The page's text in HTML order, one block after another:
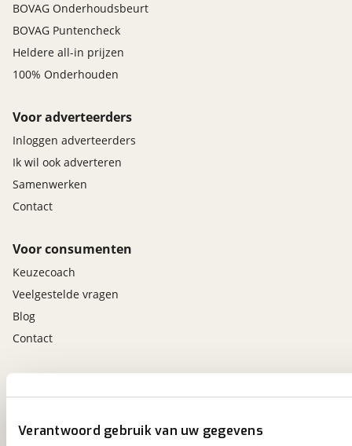
Verantwoord gebruik van uw gegevens
BOVAG Onderhoudsbeurt
BOVAG Puntencheck
Heldere all-in prijzen
100% Onderhouden
Voor adverteerders
Inloggen adverteerders
Ik wil ook adverteren
Samenwerken
Contact
Voor consumenten
Keuzecoach
Veelgestelde vragen
Blog
Contact
Download 'm nu.